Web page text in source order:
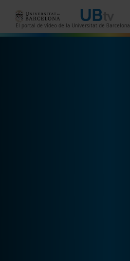
El portal de vídeo de la Universitat de Barcelona